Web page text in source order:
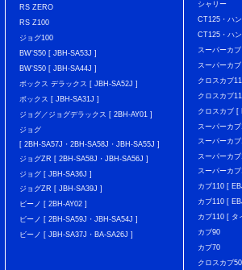
RS ZERO
RS Z100
ジョグ100
BW'S50 [ JBH-SA53J ]
BW'S50 [ JBH-SA44J ]
ボックス デラックス [ JBH-SA52J ]
ボックス [ JBH-SA31J ]
ジョグ／ジョグデラックス [ 2BH-AY01 ]
ジョグ
[ 2BH-SA57J・2BH-SA58J・JBH-SA55J ]
ジョグZR [ 2BH-SA58J・JBH-SA56J ]
ジョグ [ JBH-SA36J ]
ジョグZR [ JBH-SA39J ]
ビーノ [ 2BH-AY02 ]
ビーノ [ 2BH-SA59J・JBH-SA54J ]
ビーノ [ JBH-SA37J・BA-SA26J ]
シャリー
CT125・ハ
CT125・ハ
スーパーカ
スーパーカ
クロスカブ
クロスカブ
クロスカブ [
スーパーカ
スーパーカ
スーパーカ
スーパーカ
カブ110 [
カブ110 [
カブ110 [ タ
カブ90
カブ70
クロスカブ